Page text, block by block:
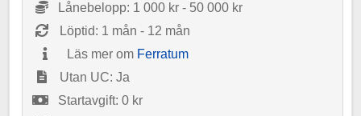
Lånebelopp: 1 000 kr - 50 000 kr
Löptid: 1 mån - 12 mån
Läs mer om Ferratum
Utan UC: Ja
Startavgift: 0 kr